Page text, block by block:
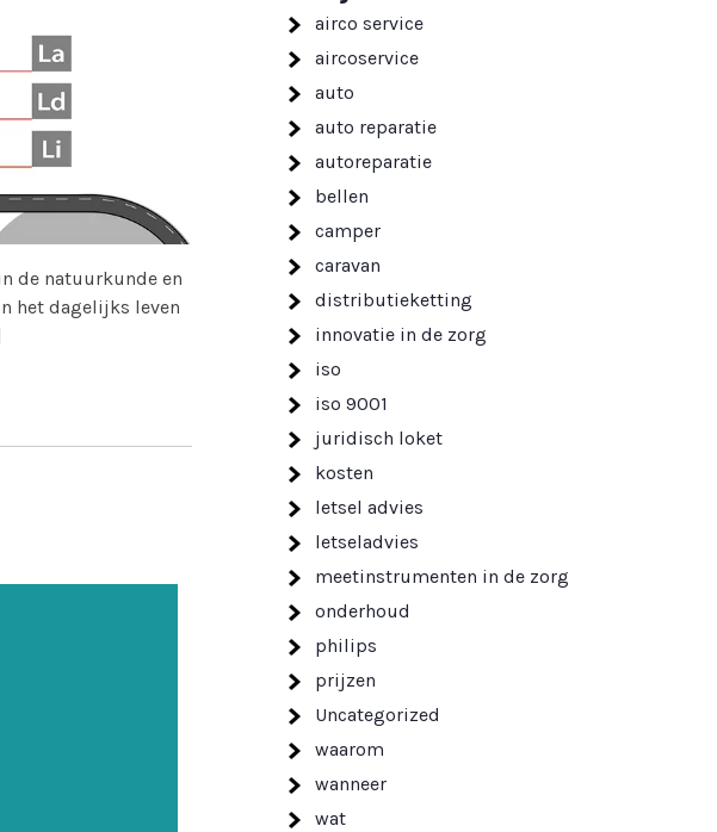
de natuurkunde en
het dagelijks leven
airco service
aircoservice
auto
auto reparatie
autoreparatie
bellen
camper
caravan
distributieketting
innovatie in de zorg
iso
iso 9001
juridisch loket
kosten
letsel advies
letseladvies
meetinstrumenten in de zorg
onderhoud
philips
prijzen
Uncategorized
waarom
wanneer
wat